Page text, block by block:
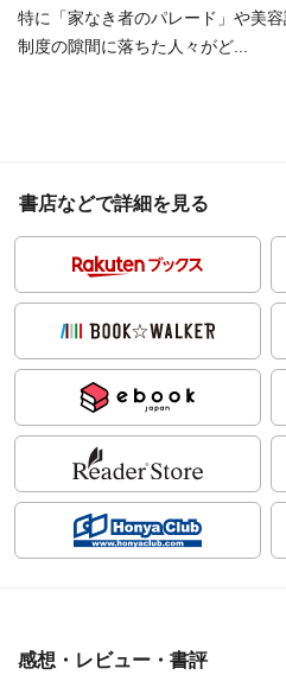
特に「家なき者のパレード」や美
制度の隙間に落ちた人々がど...
書店などで詳細を見る
感想・レビュー・書評